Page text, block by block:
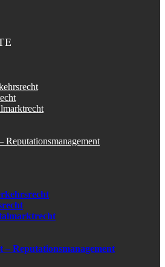
Reputationsmanagement
– Reputationsmanagement